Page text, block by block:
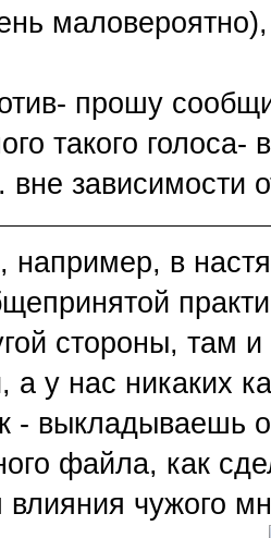
- прошу
такого
вне зависимости
в
стороны, там
а у нас никаких
- выкладываешь
файла, как
чужого